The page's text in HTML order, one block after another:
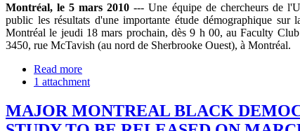
Montréal, le 5 mars 2010 --- Une équipe de chercheurs de
public les résultats d'une importante étude démographique sur
Montréal le jeudi 18 mars prochain, dès 9 h 00, au Faculty
3450, rue McTavish (au nord de Sherbrooke Ouest), à Montréal.
Read more
1 attachment
MAJOR MONTREAL BLACK